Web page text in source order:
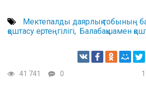
Мектепалды даярлық тобының
қоштасу ертеңгілігі Балабақшамен
41 741 0 1